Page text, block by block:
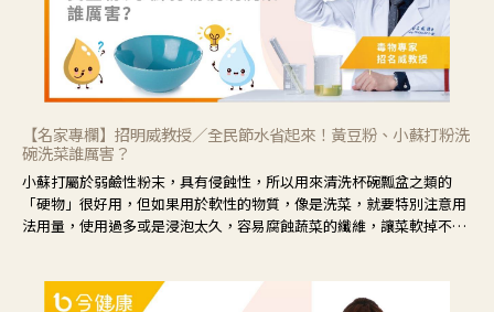
【名家專欄】招明威教授／全民節水省起來！黃豆粉、小蘇打粉洗
碗洗菜誰厲害？
小蘇打屬於弱鹼性粉末，具有侵蝕性，所以用來清洗杯碗瓢盆之類的
「硬物」很好用，但如果用於軟性的物質，像是洗菜，就要特別注意用
法用量，使用過多或是浸泡太久，容易腐蝕蔬菜的纖維，讓菜軟掉不清